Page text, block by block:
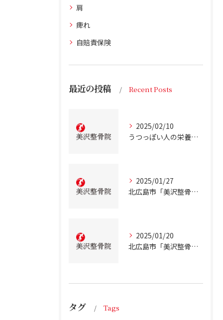
肩
痺れ
自賠責保険
最近の投稿 Recent Posts
2025/02/10
うつっぽい人の栄養状態
2025/01/27
北広島市「美沢整骨院」が解説！慢性的な低血糖について
2025/01/20
北広島市「美沢整骨院」が解説！テアニンの効果について
タグ Tags